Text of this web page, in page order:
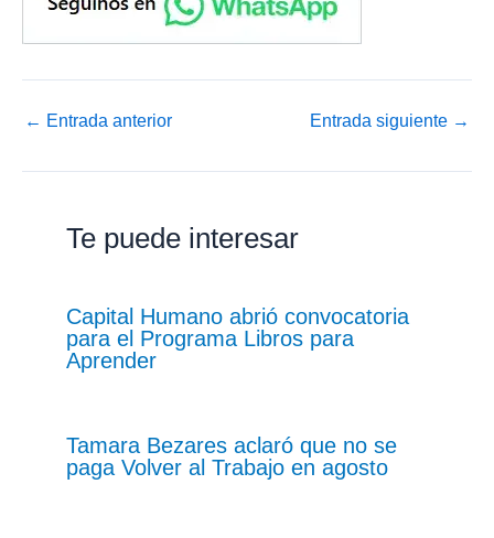
← Entrada anterior Entrada siguiente →
Te puede interesar
Capital Humano abrió convocatoria
para el Programa Libros para
Aprender
Tamara Bezares aclaró que no se
paga Volver al Trabajo en agosto